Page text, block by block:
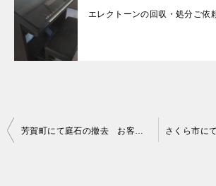
エレクトーンの回収・処分ご
投
芳賀町にて庭石の撤去 お客様の声